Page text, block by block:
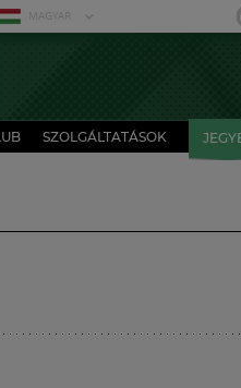
MAGYAR
SZOLGÁLTATÁSOK